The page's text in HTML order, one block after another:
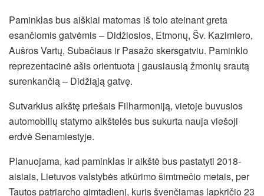
Paminklas bus aiškiai matomas iš tolo ateinant greta
esančiomis gatvėmis – Didžiosios, Etmonų, Šv. Kazimiero,
Aušros Vartų, Subačiaus ir Pasažo skersgatviu. Paminklo
reprezentacinė ašis orientuota į gausiausią žmonių srautą
surenkančią – Didžiąją gatvę.
Sutvarkius aikštę priešais Filharmoniją, vietoje buvusios
automobilių statymo aikštelės bus sukurta nauja viešoji
erdvė Senamiestyje.
Planuojama, kad paminklas ir aikštė bus pastatyti 2018-
aisiais, Lietuvos valstybės atkūrimo šimtmečio metais, per
Tautos patriarcho gimtadienį, kuris švenčiamas lapkričio 23